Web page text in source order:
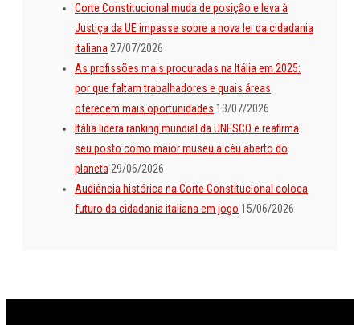
Corte Constitucional muda de posição e leva à
Justiça da UE impasse sobre a nova lei da cidadania
italiana 27/07/2026
As profissões mais procuradas na Itália em 2025:
por que faltam trabalhadores e quais áreas
oferecem mais oportunidades 13/07/2026
Itália lidera ranking mundial da UNESCO e reafirma
seu posto como maior museu a céu aberto do
planeta 29/06/2026
Audiência histórica na Corte Constitucional coloca
futuro da cidadania italiana em jogo 15/06/2026